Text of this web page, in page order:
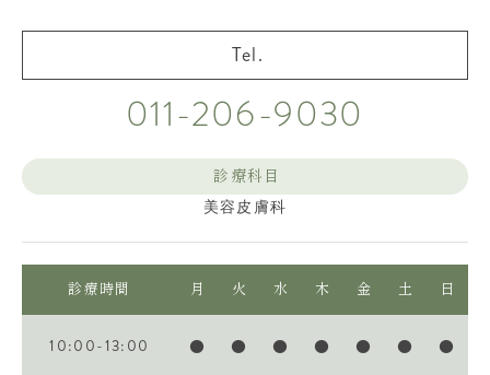
011-206-9030
診療科目
美容皮膚科
診療時間 月 火 水 木 金 土 日
10:00-13:00 ● ● ● ● ● ● ●